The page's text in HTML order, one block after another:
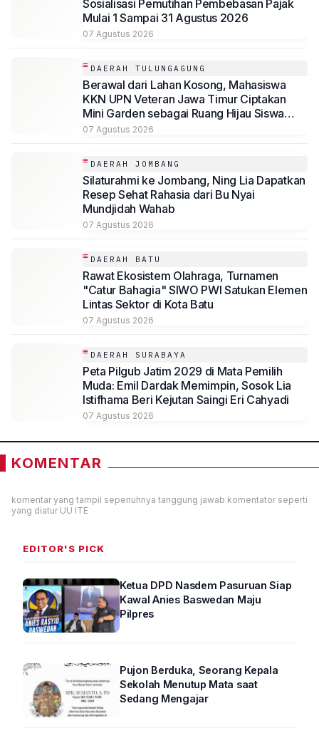
Sosialisasi Pemutihan Pembebasan Pajak
Mulai 1 Sampai 31 Agustus 2026
07 Agustus 2026
DAERAH TULUNGAGUNG
Berawal dari Lahan Kosong, Mahasiswa
KKN UPN Veteran Jawa Timur Ciptakan
Mini Garden sebagai Ruang Hijau Siswa
SMP Al-Azhaar Tulungagung
07 Agustus 2026
DAERAH JOMBANG
Silaturahmi ke Jombang, Ning Lia Dapatkan
Resep Sehat Rahasia dari Bu Nyai
Mundjidah Wahab
07 Agustus 2026
DAERAH BATU
Rawat Ekosistem Olahraga, Turnamen
"Catur Bahagia" SIWO PWI Satukan Elemen
Lintas Sektor di Kota Batu
07 Agustus 2026
DAERAH SURABAYA
Peta Pilgub Jatim 2029 di Mata Pemilih
Muda: Emil Dardak Memimpin, Sosok Lia
Istifhama Beri Kejutan Saingi Eri Cahyadi
07 Agustus 2026
KOMENTAR
komentar yang tampil sepenuhnya tanggung jawab komentator seperti
yang diatur UU ITE
EDITOR'S PICK
Ketua DPD Nasdem Pasuruan Siap
Kawal Anies Baswedan Maju
Pilpres
Pujon Berduka, Seorang Kepala
Sekolah Menutup Mata saat
Sedang Mengajar